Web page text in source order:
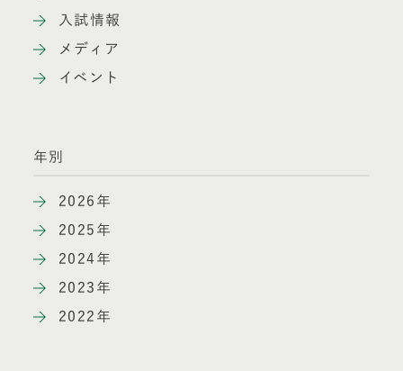
入試情報
メディア
イベント
年別
2026年
2025年
2024年
2023年
2022年